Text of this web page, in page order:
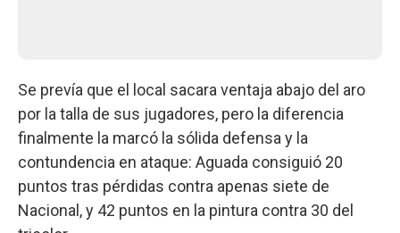
Se prevía que el local sacara ventaja abajo del aro
por la talla de sus jugadores, pero la diferencia
finalmente la marcó la sólida defensa y la
contundencia en ataque: Aguada consiguió 20
puntos tras pérdidas contra apenas siete de
Nacional, y 42 puntos en la pintura contra 30 del